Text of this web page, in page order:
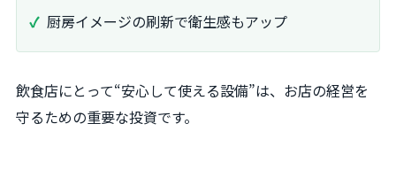
厨房イメージの刷新で衛生感もアップ
飲食店にとって“安心して使える設備”は、お店の経営を
守るための重要な投資です。